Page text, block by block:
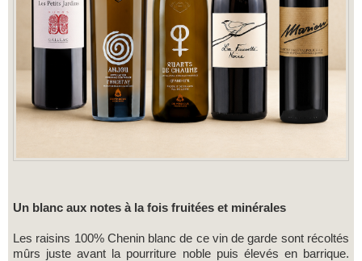
Un blanc aux notes à la fois fruitées et minérales
Les raisins 100% Chenin blanc de ce vin de garde sont récoltés
mûrs juste avant la pourriture noble puis élevés en barrique.